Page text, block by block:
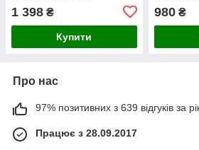
1 398 ₴
Купити
980₴
Про нас
97% позитивних з 639 відгуків за
Працює з 28.09.2017